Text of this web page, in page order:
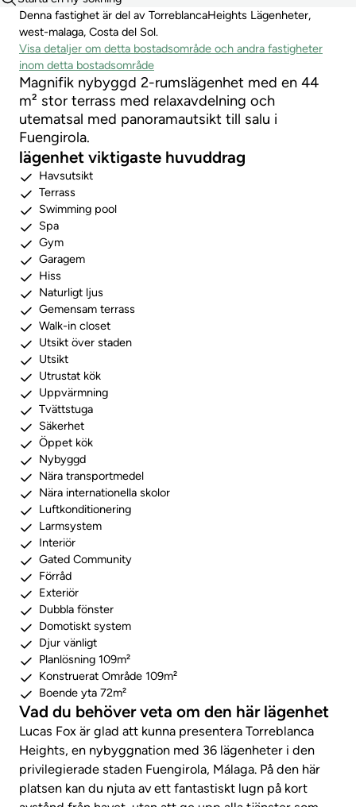
Denna fastighet är del av TorreblancaHeights Lägenheter,
west-malaga, Costa del Sol.
Visa detaljer om detta bostadsområde och andra fastigheter
inom detta bostadsområde
Magnifik nybyggd 2-rumslägenhet med en 44
m² stor terrass med relaxavdelning och
utematsal med panoramautsikt till salu i
Fuengirola.
lägenhet viktigaste huvuddrag
Havsutsikt
Terrass
Swimming pool
Spa
Gym
Garagem
Hiss
Naturligt ljus
Gemensam terrass
Walk-in closet
Utsikt över staden
Utsikt
Utrustat kök
Uppvärmning
Tvättstuga
Säkerhet
Öppet kök
Nybyggd
Nära transportmedel
Nära internationella skolor
Luftkonditionering
Larmsystem
Interiör
Gated Community
Förråd
Exteriör
Dubbla fönster
Domotiskt system
Djur vänligt
Planlösning 109m²
Konstruerat Område 109m²
Boende yta 72m²
Vad du behöver veta om den här lägenhet
Lucas Fox är glad att kunna presentera Torreblanca
Heights, en nybyggnation med 36 lägenheter i den
privilegierade staden Fuengirola, Málaga. På den här
platsen kan du njuta av ett fantastiskt lugn på kort